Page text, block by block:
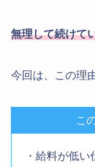
無理して続けて
今回は、この理
こ
・給料が低